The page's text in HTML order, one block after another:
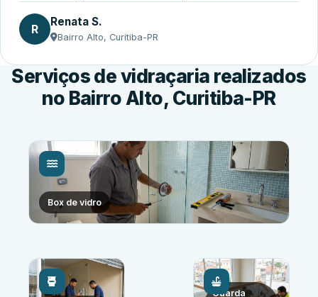
R Renata S.
Bairro Alto, Curitiba-PR
Serviços de vidraçaria realizados
no Bairro Alto, Curitiba-PR
Box de vidro
Guarda